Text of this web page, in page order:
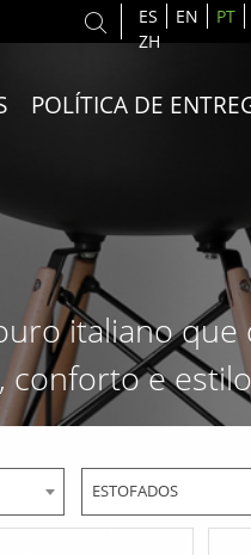
ES EN PT
ZH
POLÍTICA DE
italiano que
conforto e
ESTOFADOS